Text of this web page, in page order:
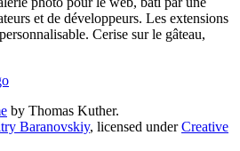
et de développeurs. Les extensions
Cerise sur le gâteau,
by Thomas Kuther.
Baranovskiy, licensed underCreative